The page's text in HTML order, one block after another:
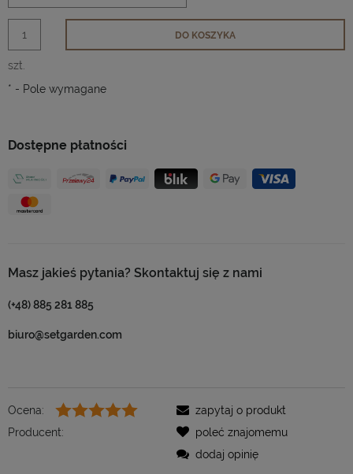
Dostępne płatności
Masz jakieś pytania? Skontaktuj się z nami
(+48) 885 281 885
biuro@setgarden.com
szt.
DO KOSZYKA
* - Pole wymagane
Ocena:
Producent:
zapytaj o produkt
poleć znajomemu
dodaj opinię